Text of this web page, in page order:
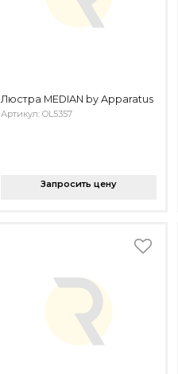
Люстра MEDIAN by Apparatus
Артикул: OL5357
Запросить цену